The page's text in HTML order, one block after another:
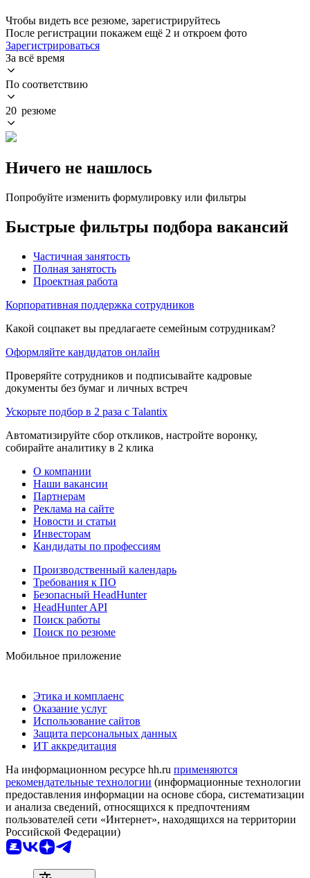
Чтобы видеть все резюме, зарегистрируйтесь
После регистрации покажем ещё 2 и откроем фото
Зарегистрироваться
За всё время
По соответствию
20 резюме
Ничего не нашлось
Попробуйте изменить формулировку или фильтры
Быстрые фильтры подбора вакансий
Частичная занятость
Полная занятость
Проектная работа
Корпоративная поддержка сотрудников
Какой соцпакет вы предлагаете семейным сотрудникам?
Оформляйте кандидатов онлайн
Проверяйте сотрудников и подписывайте кадровые
документы без бумаг и личных встреч
Ускорьте подбор в 2 раза с Talantix
Автоматизируйте сбор откликов, настройте воронку,
собирайте аналитику в 2 клика
О компании
Наши вакансии
Партнерам
Реклама на сайте
Новости и статьи
Инвесторам
Кандидаты по профессиям
Производственный календарь
Требования к ПО
Безопасный HeadHunter
HeadHunter API
Поиск работы
Поиск по резюме
Мобильное приложение
Этика и комплаенс
Оказание услуг
Использование сайтов
Защита персональных данных
ИТ аккредитация
На информационном ресурсе hh.ru применяются
рекомендательные технологии (информационные технологии
предоставления информации на основе сбора, систематизации
и анализа сведений, относящихся к предпочтениям
пользователей сети «Интернет», находящихся на территории
Российской Федерации)